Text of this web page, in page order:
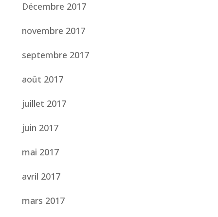
Décembre 2017
novembre 2017
septembre 2017
août 2017
juillet 2017
juin 2017
mai 2017
avril 2017
mars 2017